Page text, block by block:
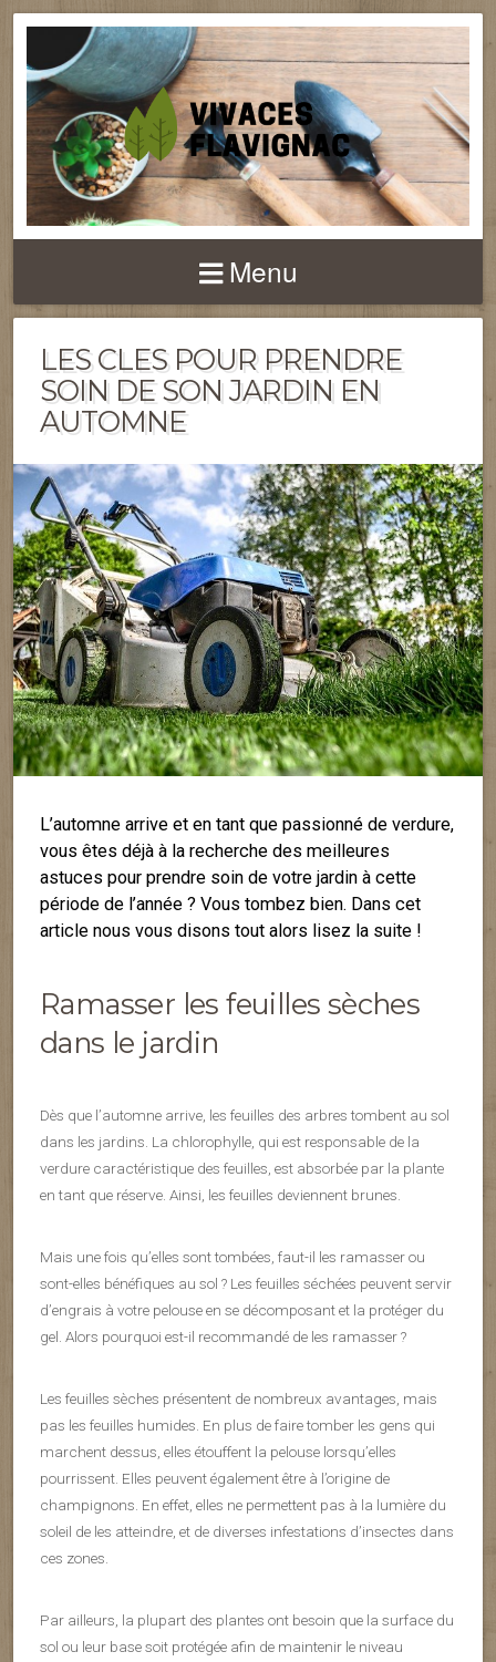
Menu
LES CLES POUR PRENDRE
SOIN DE SON JARDIN EN
AUTOMNE
L’automne arrive et en tant que passionné de verdure,
vous êtes déjà à la recherche des meilleures
astuces pour prendre soin de votre jardin à cette
période de l’année ? Vous tombez bien. Dans cet
article nous vous disons tout alors lisez la suite !
Ramasser les feuilles sèches
dans le jardin
Dès que l’automne arrive, les feuilles des arbres tombent au sol
dans les jardins. La chlorophylle, qui est responsable de la
verdure caractéristique des feuilles, est absorbée par la plante
en tant que réserve. Ainsi, les feuilles deviennent brunes.
Mais une fois qu’elles sont tombées, faut-il les ramasser ou
sont-elles bénéfiques au sol ? Les feuilles séchées peuvent servir
d’engrais à votre pelouse en se décomposant et la protéger du
gel. Alors pourquoi est-il recommandé de les ramasser ?
Les feuilles sèches présentent de nombreux avantages, mais
pas les feuilles humides. En plus de faire tomber les gens qui
marchent dessus, elles étouffent la pelouse lorsqu’elles
pourrissent. Elles peuvent également être à l’origine de
champignons. En effet, elles ne permettent pas à la lumière du
soleil de les atteindre, et de diverses infestations d’insectes dans
ces zones.
Par ailleurs, la plupart des plantes ont besoin que la surface du
sol ou leur base soit protégée afin de maintenir le niveau